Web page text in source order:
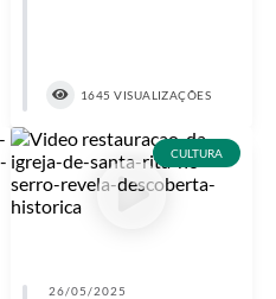
1645 VISUALIZAÇÕES
CULTURA
26/05/2025